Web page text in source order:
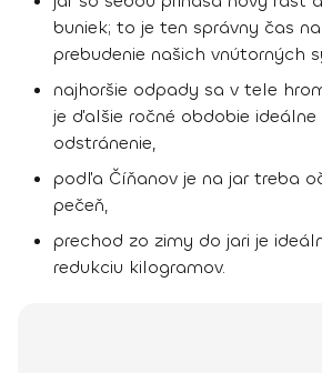
buniek; to je ten správny čas
prebudenie našich vnútorných
najhoršie odpady sa v tele
je ďalšie ročné obdobie ideálne
odstránenie,
podľa Číňanov je na jar treba
pečeň,
prechod zo zimy do jari je
redukciu kilogramov.